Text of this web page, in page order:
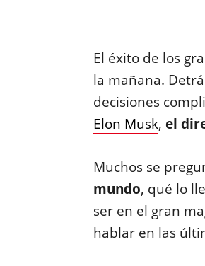
El éxito de los
la mañana.
decisiones
Elon Musk, el
Muchos se
mundo, qué lo
ser en el gran
hablar en las